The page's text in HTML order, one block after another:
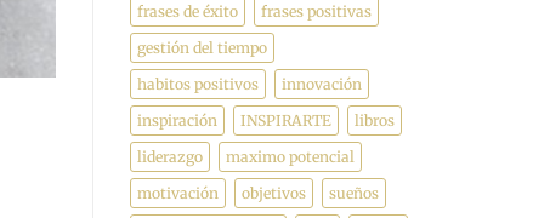
frases de éxito
frases positivas
gestión del tiempo
habitos positivos
innovación
inspiración
INSPIRARTE
libros
liderazgo
maximo potencial
motivación
objetivos
sueños